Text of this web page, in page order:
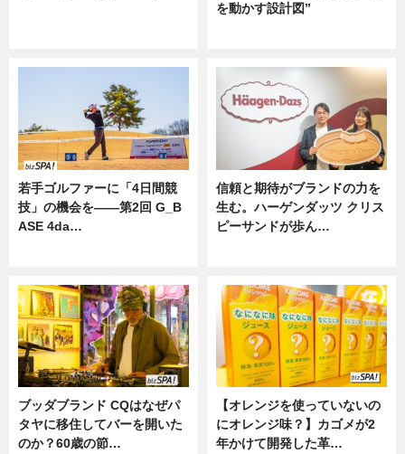
を動かす設計図”
若手ゴルファーに「4日間競
技」の機会を——第2回 G_B
ASE 4da…
信頼と期待がブランドの力を
生む。ハーゲンダッツ クリス
ピーサンドが歩ん…
ブッダブランド CQはなぜパ
タヤに移住してバーを開いた
のか？60歳の節…
【オレンジを使っていないの
にオレンジ味？】カゴメが2
年かけて開発した革…